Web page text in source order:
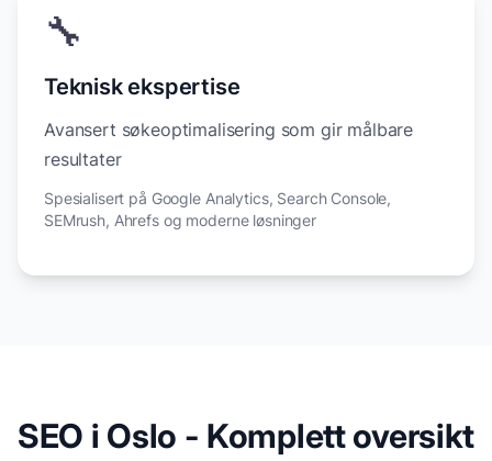
🔧
Teknisk ekspertise
Avansert søkeoptimalisering som gir målbare
resultater
Spesialisert på Google Analytics, Search Console,
SEMrush, Ahrefs og moderne løsninger
SEO i Oslo - Komplett oversikt